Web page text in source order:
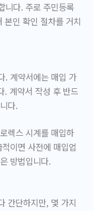
니다. 주로 주민등록
본인 확인 절차를 거치
. 계약서에는 매입 가
. 계약서 작성 후 반드
다.
렉스 시계를 매입하
이면 사전에 매입업
방법입니다.
간단하지만, 몇 가지